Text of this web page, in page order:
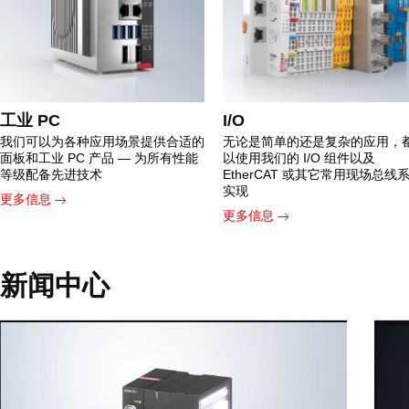
工业 PC
我们可以为各种应用场景提供合适的
面板和工业 PC 产品 — 为所有性能
等级配备先进技术
更多信息
I/O
无论是简单的还是复杂的应用，
以使用我们的 I/O 组件以及
EtherCAT 或其它常用现场总线
实现
更多信息
新闻中心